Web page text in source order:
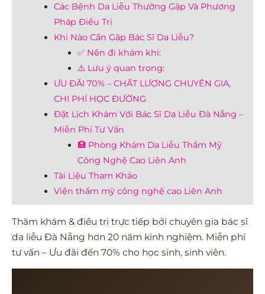
Các Bệnh Da Liễu Thường Gặp Và Phương
Pháp Điều Trị
Khi Nào Cần Gặp Bác Sĩ Da Liễu?
✅ Nên đi khám khi:
⚠️ Lưu ý quan trọng:
ƯU ĐÃI 70% – CHẤT LƯỢNG CHUYÊN GIA,
CHI PHÍ HỌC ĐƯỜNG
Đặt Lịch Khám Với Bác Sĩ Da Liễu Đà Nẵng –
Miễn Phí Tư Vấn
🏥 Phòng Khám Da Liễu Thẩm Mỹ
Công Nghệ Cao Liên Anh
Tài Liệu Tham Khảo
Viện thẩm mỹ công nghệ cao Liên Anh
Thăm khám & điều trị trực tiếp bởi chuyên gia bác sĩ
da liễu Đà Nẵng hơn 20 năm kinh nghiệm. Miễn phí
tư vấn – Ưu đãi đến 70% cho học sinh, sinh viên.